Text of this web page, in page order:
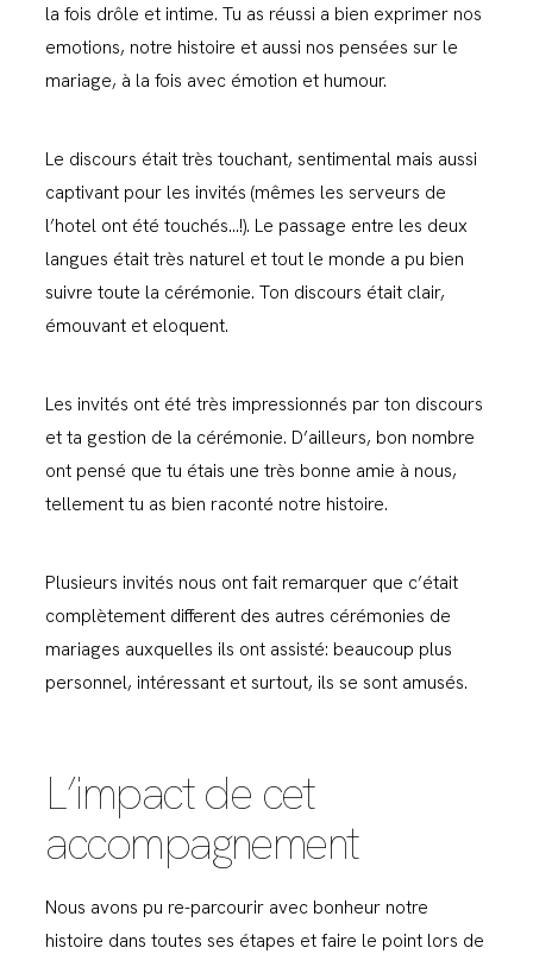
la fois drôle et intime. Tu as réussi a bien exprimer nos
emotions, notre histoire et aussi nos pensées sur le
mariage, à la fois avec émotion et humour.
Le discours était très touchant, sentimental mais aussi
captivant pour les invités (mêmes les serveurs de
l’hotel ont été touchés…!). Le passage entre les deux
langues était très naturel et tout le monde a pu bien
suivre toute la cérémonie. Ton discours était clair,
émouvant et eloquent.
Les invités ont été très impressionnés par ton discours
et ta gestion de la cérémonie. D’ailleurs, bon nombre
ont pensé que tu étais une très bonne amie à nous,
tellement tu as bien raconté notre histoire.
Plusieurs invités nous ont fait remarquer que c’était
complètement different des autres cérémonies de
mariages auxquelles ils ont assisté: beaucoup plus
personnel, intéressant et surtout, ils se sont amusés.
L’impact de cet
accompagnement
Nous avons pu re-parcourir avec bonheur notre
histoire dans toutes ses étapes et faire le point lors de